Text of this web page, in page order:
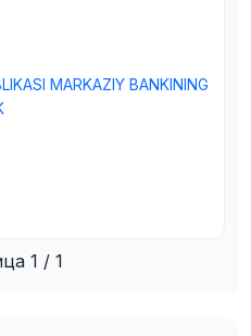
MARKAZIY BANKINING
1 / 1